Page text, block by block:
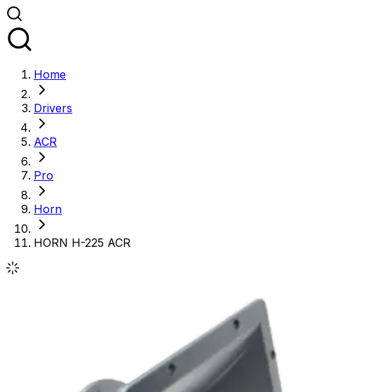
Home
Drivers
ACR
Pro
Horn
HORN H-225 ACR